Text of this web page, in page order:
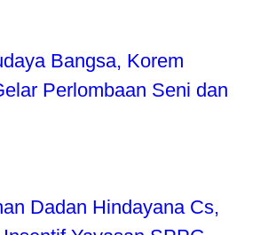
Bangsa, Korem
Perlombaan Seni dan
Dadan Hindayana Cs,